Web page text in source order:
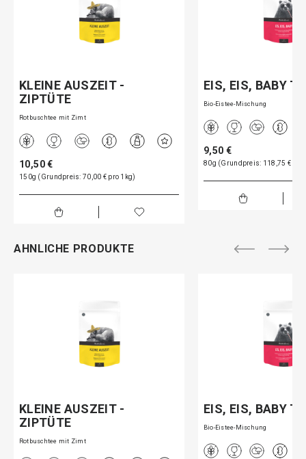
KLEINE AUSZEIT -
ZIPTÜTE
Rotbuschtee mit Zimt
10,50 €
150g (Grundpreis: 70,00 € pro 1kg)
EIS, EIS, BABY
Bio-Eistee-Mischung
9,50 €
80g (Grundpreis: 118,75 € pro
AHNLICHE PRODUKTE
KLEINE AUSZEIT -
ZIPTÜTE
Rotbuschtee mit Zimt
EIS, EIS, BABY
Bio-Eistee-Mischung